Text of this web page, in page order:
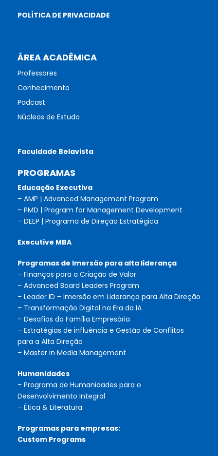
POLÍTICA DE PRIVACIDADE
ÁREA ACADÊMICA
Professores
Conhecimento
Podcast
Núcleos de Estudo
Faculdade Belavista
PROGRAMAS
Educação Executiva
– AMP | Advanced Management Program
– PMD | Program for Management Development
– DEEP | Programa de Direção Estratégica
Executive MBA
Programas de Imersão para alta liderança
– Finanças para a Criação de Valor
– Advanced Board Leaders Program
– Leader ID – Imersão em Liderança para Alta Direção
– Transformação Digital na Era da IA
– Desafios da Família Empresária
– Estratégias de influência e Gestão de Conflitos
para a Alta Direção
– Master in Media Management
Humanidades
– Programa de Humanidades para o
Desenvolvimento Integral
– Ética & Literatura
Programas para empresas:
Custom Programs